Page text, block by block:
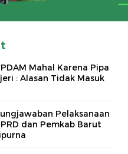
Mahal Karena Pipa
: Alasan Tidak Masuk
Pelaksanaan
dan Pemkab Barut